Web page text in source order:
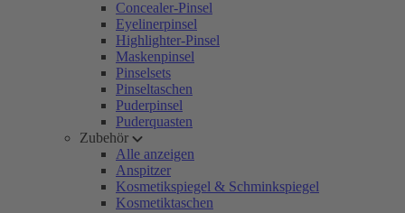
Concealer-Pinsel
Eyelinerpinsel
Highlighter-Pinsel
Maskenpinsel
Pinselsets
Pinseltaschen
Puderpinsel
Puderquasten
Zubehör
Alle anzeigen
Anspitzer
Kosmetikspiegel & Schminkspiegel
Kosmetiktaschen